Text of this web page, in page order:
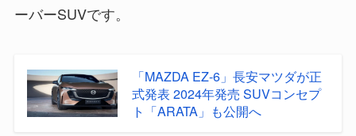
ーバーSUVです。
「MAZDA EZ-6」長安マツダが正
式発表 2024年発売 SUVコンセプ
ト「ARATA」も公開へ